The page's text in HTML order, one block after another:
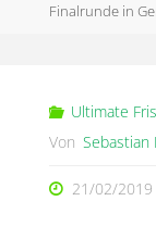
Finalrunde in
Ultimate
Von Sebastian
21/02/2019